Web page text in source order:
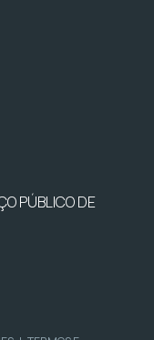
PÚBLICO DE